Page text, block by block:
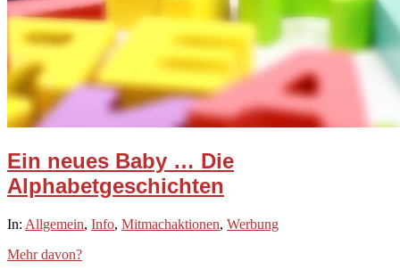
Ein neues Baby … Die
Alphabetgeschichten
2020-
29
In: Allgemein, Info, Mitmachaktionen, Werbung
Mehr davon?